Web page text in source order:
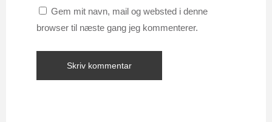
Gem mit navn, mail og websted i denne
browser til næste gang jeg kommenterer.